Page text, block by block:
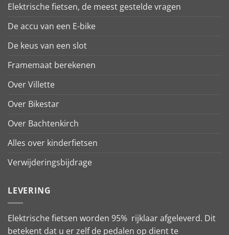
Elektrische fietsen, de meest gestelde vragen
De accu van een E-bike
De keus van een slot
Framemaat berekenen
Over Villette
Over Bikestar
Over Bachtenkirch
Alles over kinderfietsen
Verwijderingsbijdrage
LEVERING
Elektrische fietsen worden 95% rijklaar afgeleverd. Dit
betekent dat u er zelf de pedalen op dient te